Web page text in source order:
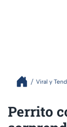
Viral y
Perrito